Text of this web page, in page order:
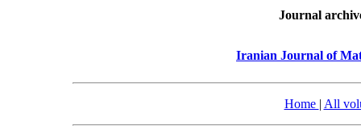
Journal
Iranian Journal of
Home | All